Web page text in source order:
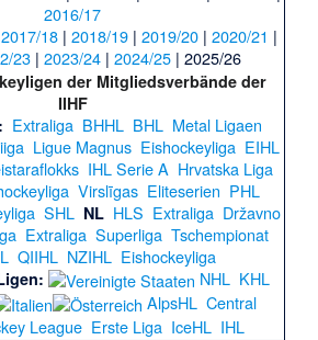
2016/17
2017/18| 2018/19| 2019/20| 2020/21 |
23 | 2023/24 | 2024/25 | 2025/26
der Mitgliedsverbände der
IIHF
Extraliga BHHL BHL Metal Ligaen
Ligue Magnus Eishockeyliga EIHL
IHL Serie A Hrvatska Liga
Virslīgas Eliteserien PHL
SHL NL HLS Extraliga Državno
Extraliga Superliga Tschempionat
QIIHL NZIHL Eishockeyliga
NHL KHL
AlpsHL Central
League Erste Liga IceHL IHL